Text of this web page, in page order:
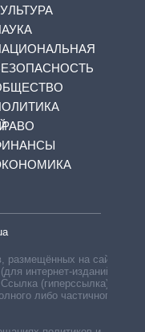
размещённых на сайте,
интернет-изданий —
(гиперссылка)
либо частичного